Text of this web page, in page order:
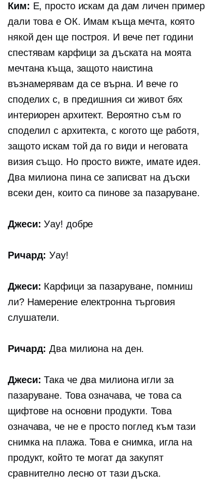
Ким: Е, просто искам да дам личен пример
дали това е ОК. Имам къща мечта, която
някой ден ще построя. И вече пет години
спестявам карфици за дъската на моята
мечтана къща, защото наистина
възнамерявам да се върна. И вече го
споделих с, в предишния си живот бях
интериорен архитект. Вероятно съм го
споделил с архитекта, с когото ще работя,
защото искам той да го види и неговата
визия също. Но просто вижте, имате идея.
Два милиона пина се записват на дъски
всеки ден, които са пинове за пазаруване.
Джеси: Уау! добре
Ричард: Уау!
Джеси: Карфици за пазаруване, помниш
ли? Намерение електронна търговия
слушатели.
Ричард: Два милиона на ден.
Джеси: Така че два милиона игли за
пазаруване. Това означава, че това са
щифтове на основни продукти. Това
означава, че не е просто поглед към тази
снимка на плажа. Това е снимка, игла на
продукт, който те могат да закупят
сравнително лесно от тази дъска.